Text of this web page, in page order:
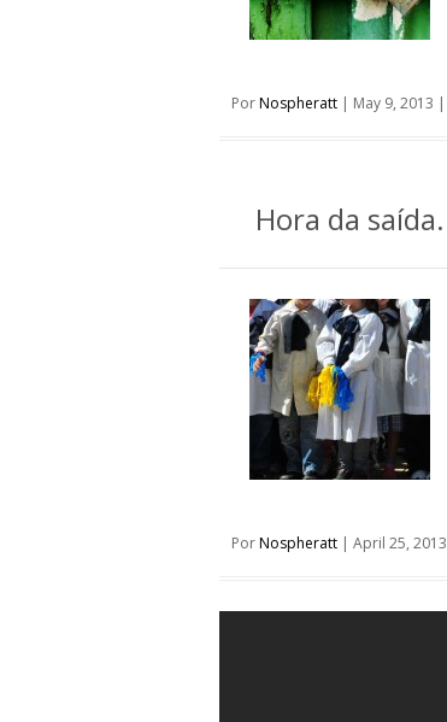
PorNospheratt | May 9, 2013 |
Hora da saída.
PorNospheratt | April 25, 2013